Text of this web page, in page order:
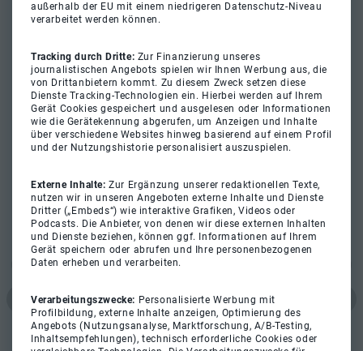
außerhalb der EU mit einem niedrigeren Datenschutz-Niveau
verarbeitet werden können.
Tracking durch Dritte: Zur Finanzierung unseres
journalistischen Angebots spielen wir Ihnen Werbung aus, die
von Drittanbietern kommt. Zu diesem Zweck setzen diese
Dienste Tracking-Technologien ein. Hierbei werden auf Ihrem
Gerät Cookies gespeichert und ausgelesen oder Informationen
wie die Gerätekennung abgerufen, um Anzeigen und Inhalte
über verschiedene Websites hinweg basierend auf einem Profil
und der Nutzungshistorie personalisiert auszuspielen.
Externe Inhalte:Zur Ergänzung unserer redaktionellen Texte,
nutzen wir in unseren Angeboten externe Inhalte und Dienste
Dritter („Embeds“) wie interaktive Grafiken, Videos oder
Podcasts. Die Anbieter, von denen wir diese externen Inhalten
und Dienste beziehen, können ggf. Informationen auf Ihrem
Gerät speichern oder abrufen und Ihre personenbezogenen
Daten erheben und verarbeiten.
Verarbeitungszwecke: Personalisierte Werbung mit
Profilbildung, externe Inhalte anzeigen, Optimierung des
Angebots (Nutzungsanalyse, Marktforschung, A/B-Testing,
Inhaltsempfehlungen), technisch erforderliche Cookies oder